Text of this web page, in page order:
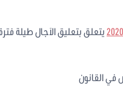
يتعلق بتعليق الآجال طيلة فترة
في القانون